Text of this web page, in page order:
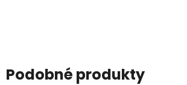
Podobné produkty